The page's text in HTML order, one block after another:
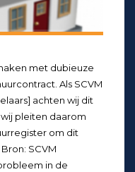
met dubieuze
Als SCVM
achten wij dit
pleiten daarom
om dit
SCVM
in de